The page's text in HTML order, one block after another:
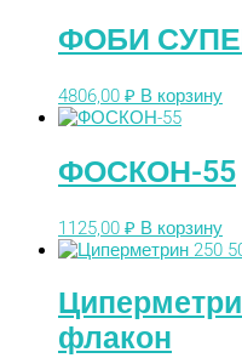
ФОБИ
4806,00 ₽ В корзину
ФОСКОН-55
1125,00 ₽ В корзину
флакон